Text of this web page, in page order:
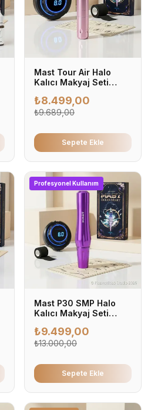
Mast Tour Air Halo
Kalıcı Makyaj Seti
₺8.499,00
₺9.689,00
Sepete Ekle
Profesyonel Kullanım
Mast P30 SMP Halo
Kalıcı Makyaj Seti
₺9.499,00
₺13.000,00
Sepete Ekle